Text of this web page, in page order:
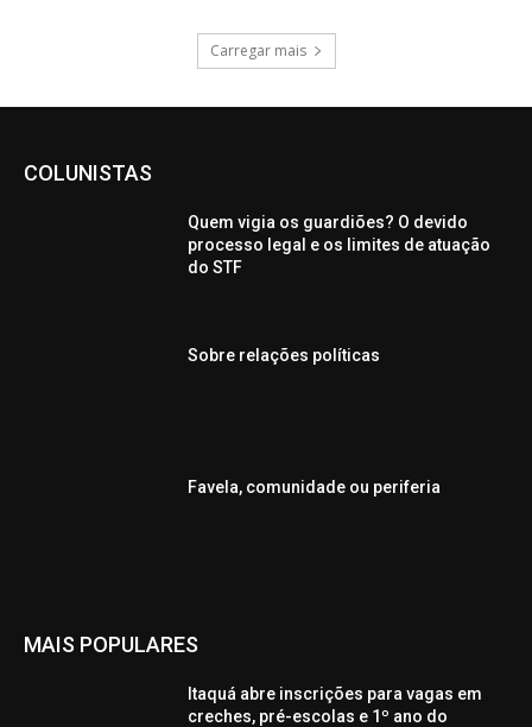
Carregar mais
COLUNISTAS
Quem vigia os guardiões? O devido
processo legal e os limites de atuação
do STF
Sobre relações políticas
Favela, comunidade ou periferia
MAIS POPULARES
Itaquá abre inscrições para vagas em
creches, pré-escolas e 1º ano do